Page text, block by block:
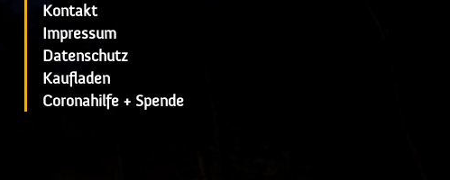
Kontakt
Impressum
Datenschutz
Kaufladen
Coronahilfe + Spende